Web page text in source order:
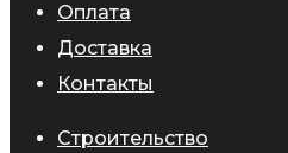
Оплата
Доставка
Контакты
Строительство